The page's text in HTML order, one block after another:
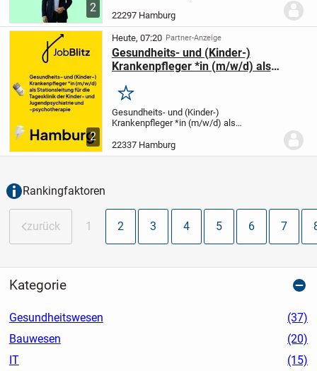
2
Menschen gibt. Aber wir versuchen, jeden
Tag noch ein wenig besser zu werden.
Und...
22297 Hamburg
2
Heute, 07:20 Partner-Anzeige
Gesundheits- und (Kinder-)
Krankenpfleger *in (m/w/d) als
der Kinder- und Jugendpsychiatrie
und -psychotherapie
Merken
Gesundheits- und (Kinder-)
Krankenpfleger *in (m/w/d) als
Kinder- und Jugendpsychiatrie und -
psychotherapie ArbeitsumfeldDie
22337 Hamburg
Rankingfaktoren
zurück 1 2 3 4 5 6 7
Kategorie
Gesundheitswesen
(37)
Bauwesen
(20)
IT
(15)